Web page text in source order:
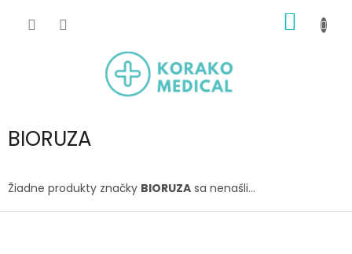
KOŠÍK
BIORUZA
Žiadne produkty značky BIORUZA sa nenašli...
Z